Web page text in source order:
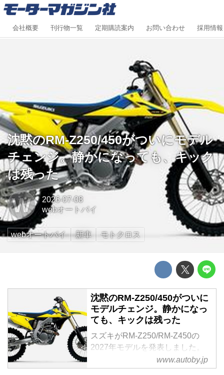
会社概要 刊行物一覧 定期購読案内 お問い合わせ 採用情報
沈黙のRM-Z250/450がついにモデル
チェンジ。静かになっても、キック
は残った
W
2026-07-08
webオートバイ
webオートバイ 新車 モトクロス
沈黙のRM-Z250/450がついに
モデルチェンジ。静かになっ
ても、キックは残った
スズキがRM-Z250/RM-Z450の
2027年モデルを発表しました。
モトクロッサーの開発において各
メーカーがいま一斉に取り組んで
www.autoby.jp